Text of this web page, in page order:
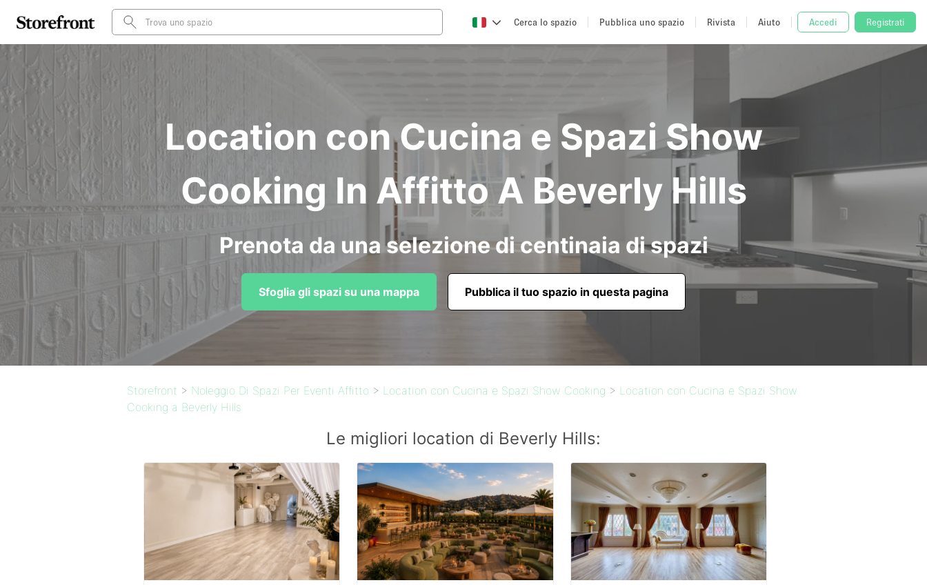
Cerca lo spazio Pubblica uno spazio Rivista Aiuto Accedi Registrati
Location con Cucina e Spazi Show
Cooking In Affitto A Beverly Hills
Prenota da una selezione di centinaia di spazi
Sfoglia gli spazi su una mappa Pubblica il tuo spazio in questa pagina
Storefront > Noleggio Di Spazi Per Eventi Affitto > Location con Cucina e Spazi Show Cooking > Location con Cucina e Spazi Show
Cooking a Beverly Hills
Le migliori location di Beverly Hills: